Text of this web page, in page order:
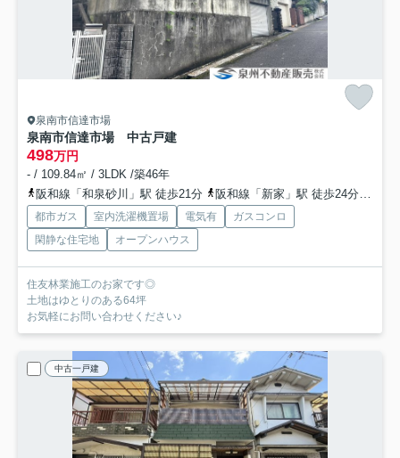
泉南市信達市場
泉南市信達市場 中古戸建
498万円
- / 109.84㎡ / 3LDK /築46年
阪和線「和泉砂川」駅 徒歩21分
阪和線「新家」駅 徒歩24分
都市ガス 室内洗濯機置場 電気有
ガスコンロ
閑静な住宅地
オープンハウス
住友林業施工のお家です◎
土地はゆとりのある64坪
お気軽にお問い合わせください♪
中古一戸建